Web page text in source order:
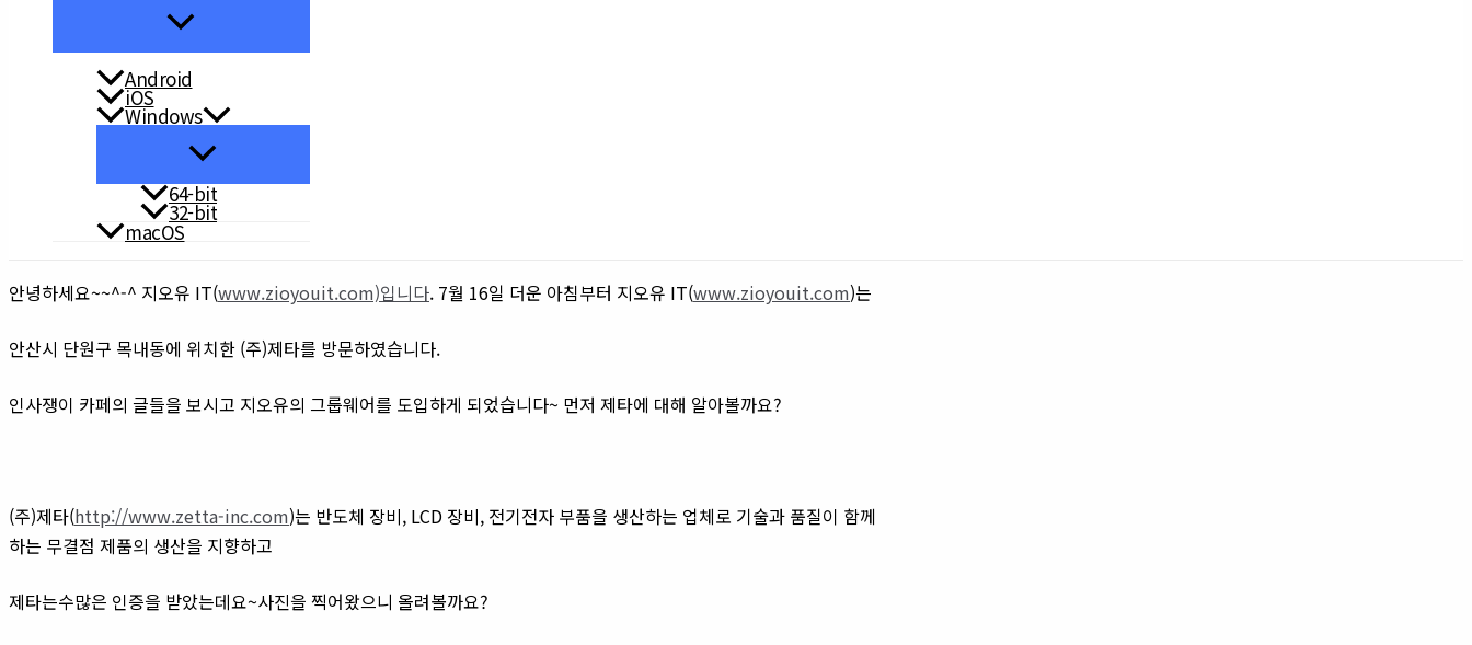
Android
iOS
Windows
64-bit
32-bit
macOS
안녕하세요~~^-^ 지오유 IT(www.zioyouit.com)입니다. 7월 16일 더운 아침부터 지오유 IT(www.zioyouit.com)는
안산시 단원구 목내동에 위치한 (주)제타를 방문하였습니다.
​인사쟁이 카페의 글들을 보시고 지오유의 그룹웨어를 도입하게 되었습니다~ 먼저 제타에 대해 알아볼까요?
(주)제타(http://www.zetta-inc.com)는 반도체 장비, LCD 장비, 전기전자 부품을 생산하는 업체로 기술과 품질이 함께
하는 무결점 제품의 생산을 지향하고
제타는수많은 인증을 받았는데요~사진을 찍어왔으니 올려볼까요?